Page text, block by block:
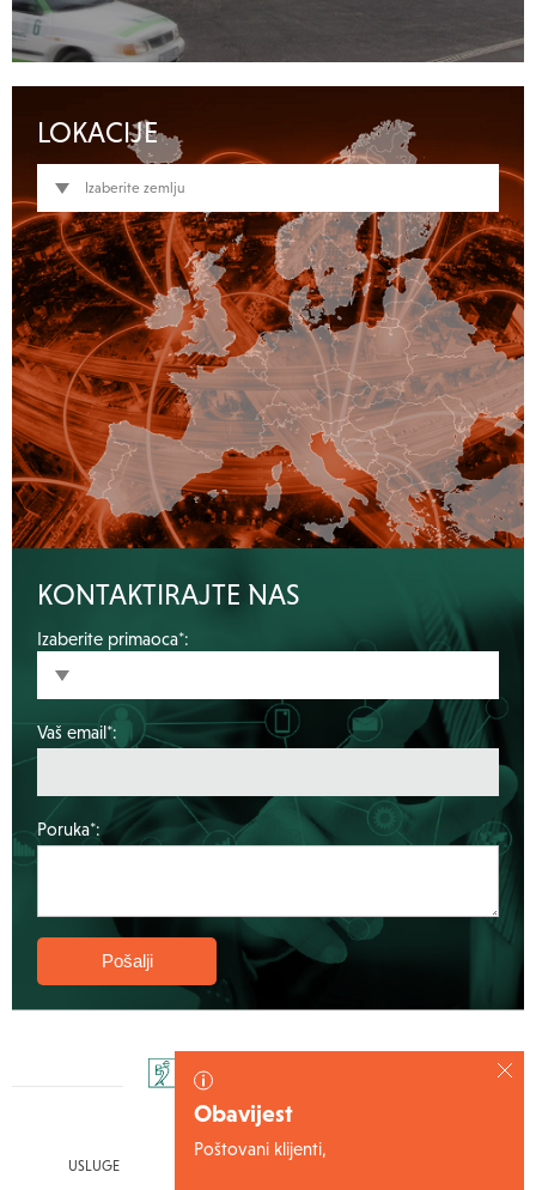
LOKACIJE
Izaberite zemlju
KONTAKTIRAJTE NAS
Izaberite primaoca*:
Vaš email*:
Poruka*:
USLUGE
Obavijest
Poštovani klijenti,